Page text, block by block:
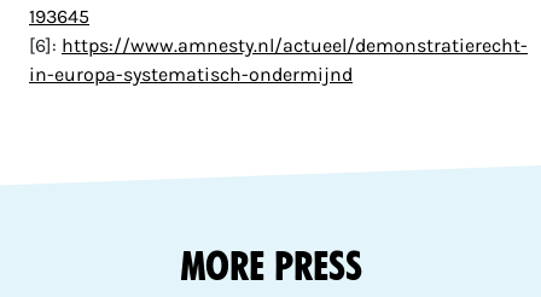
193645
[6]: https://www.amnesty.nl/actueel/demonstratierecht-
in-europa-systematisch-ondermijnd
More Press